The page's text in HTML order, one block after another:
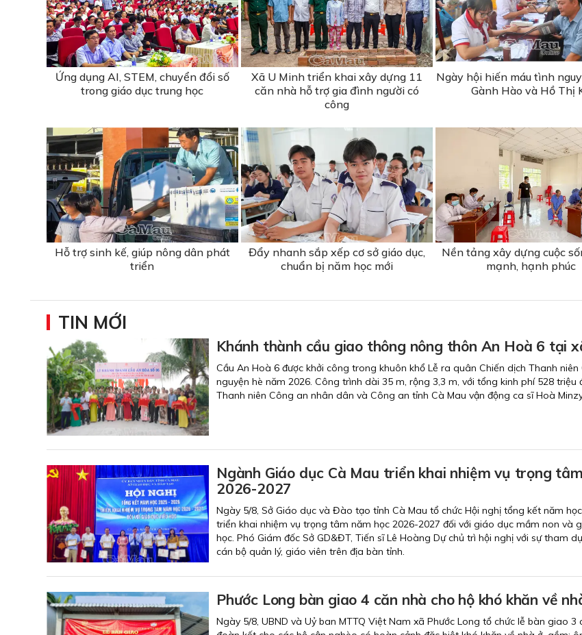
Ứng dụng AI, STEM, chuyển đổi số
trong giáo dục trung học
Xã U Minh triển khai xây dựng 11
căn nhà hỗ trợ gia đình người có
công
Ngày hội hiến máu tình
Gành Hào và Hồ Thị
Hỗ trợ sinh kế, giúp nông dân phát
triển
Đẩy nhanh sắp xếp cơ sở giáo dục,
chuẩn bị năm học mới
Nền tảng xây dựng cuộc
mạnh, hạnh phúc
TIN MỚI
Khánh thành cầu giao thông nông thôn An Hoà 6 tại
Cầu An Hoà 6 được khởi công trong khuôn khổ Lễ ra quân Chiến dịch Thanh
nguyện hè năm 2026. Công trình dài 35 m, rộng 3,3 m, với tổng kinh phí 528 triệu
Thanh niên Công an nhân dân và Công an tỉnh Cà Mau vận động ca sĩ Hoà
Ngành Giáo dục Cà Mau triển khai nhiệm vụ trọng
2026-2027
Ngày 5/8, Sở Giáo dục và Đào tạo tỉnh Cà Mau tổ chức Hội nghị tổng kết năm
triển khai nhiệm vụ trọng tâm năm học 2026-2027 đối với giáo dục mầm non và
học. Phó Giám đốc Sở GD&ĐT, Tiến sĩ Lê Hoàng Dự chủ trì hội nghị với sự tham
cán bộ quản lý, giáo viên trên địa bàn tỉnh.
Phước Long bàn giao 4 căn nhà cho hộ khó khăn về
Ngày 5/8, UBND và Uỷ ban MTTQ Việt Nam xã Phước Long tổ chức lễ bàn giao 3